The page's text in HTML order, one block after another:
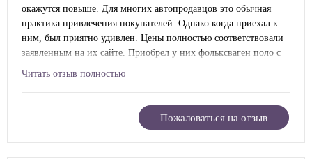
окажутся повыше. Для многих автопродавцов это обычная
практика привлечения покупателей. Однако когда приехал к
ним, был приятно удивлен. Цены полностью соответствовали
заявленным на их сайте. Приобрел у них фольксваген поло с
неплохой скидкой по акции. Про сервис могу сказать, что
вопросам. Мне все оформление сделали часа за полтора. В
подарок получил видеорегистратор.
Читать отзыв полностью
Пожаловаться на отзыв